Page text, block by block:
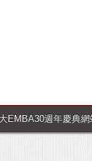
EMBA30週年慶典網